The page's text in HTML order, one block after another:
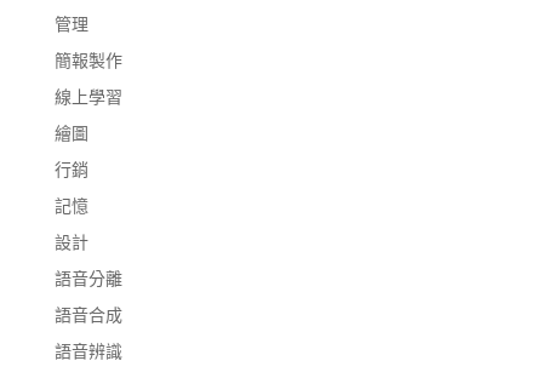
管理
簡報製作
線上學習
繪圖
行銷
記憶
設計
語音分離
語音合成
語音辨識